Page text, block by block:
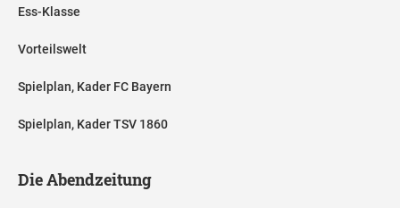
Ess-Klasse
Vorteilswelt
Spielplan, Kader FC Bayern
Spielplan, Kader TSV 1860
Die Abendzeitung